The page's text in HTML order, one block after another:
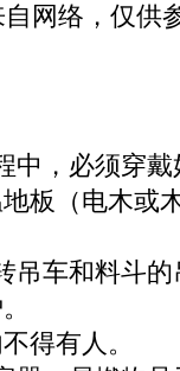
网络，仅供
中，必须穿
板（电木或
吊车和料斗
得有人。